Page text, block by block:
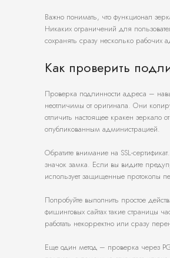
Важно понимать, что функционал
Никаких ограничений для
сохранять сразу несколько рабочих
Как проверить
Проверка подлинности адреса –
неотличимы от оригинала. Они
отличить настоящее кракен
опубликованным администрацией.
Обратите внимание на SSL-
значок замка. Если вы видите
использует защищенные протоколы
Попробуйте выполнить простое
фишинговых сайтах такие страницы
работать некорректно или сразу
Еще один метод – проверка через